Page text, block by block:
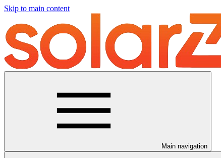
Skip to main content
Main navigation